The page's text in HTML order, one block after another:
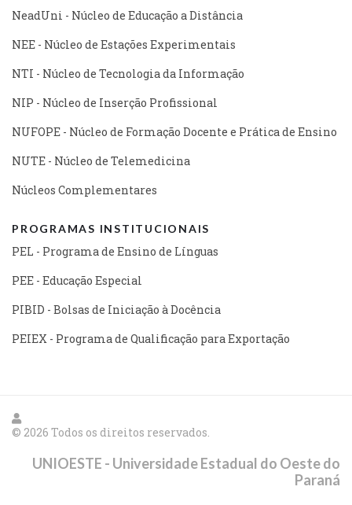
NeadUni - Núcleo de Educação a Distância
NEE - Núcleo de Estações Experimentais
NTI - Núcleo de Tecnologia da Informação
NIP - Núcleo de Inserção Profissional
NUFOPE - Núcleo de Formação Docente e Prática de Ensino
NUTE - Núcleo de Telemedicina
Núcleos Complementares
PROGRAMAS INSTITUCIONAIS
PEL - Programa de Ensino de Línguas
PEE - Educação Especial
PIBID - Bolsas de Iniciação à Docência
PEIEX - Programa de Qualificação para Exportação
© 2026 Todos os direitos reservados.
UNIOESTE - Universidade Estadual do Oeste do
Paraná